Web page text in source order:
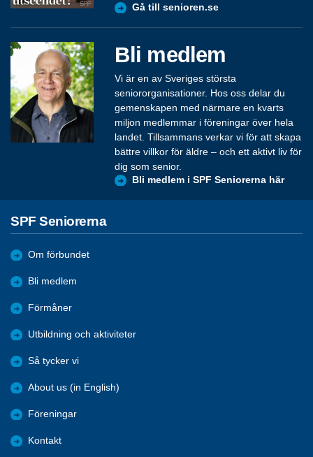
Gå till senioren.se
Bli medlem
Vi är en av Sveriges största
seniororganisationer. Hos oss delar du
gemenskapen med närmare en kvarts
miljon medlemmar i föreningar över hela
landet. Tillsammans verkar vi för att skapa
bättre villkor för äldre – och ett aktivt liv för
dig som senior.
Bli medlem i SPF Seniorerna här
SPF Seniorerna
Om förbundet
Bli medlem
Förmåner
Utbildning och aktiviteter
Så tycker vi
About us (in English)
Föreningar
Kontakt